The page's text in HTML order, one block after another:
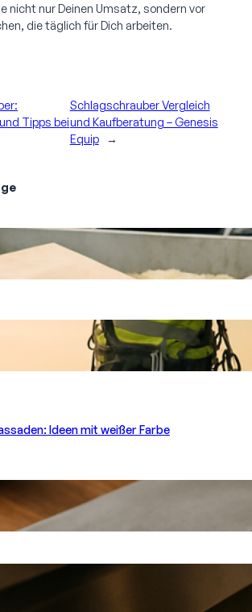
nicht nur Deinen Umsatz, sondern vor
die täglich für Dich arbeiten.
Tipps bei
Schlagschrauber Vergleich
und Kaufberatung – Genesis
Equip
→
Effektiver Containerdienst in Berlin:
Praktische Lösungen vor Ort
Professionelle Gebäudereinigung in
schwindelnden Höhen: Sauberkeit hoch
Ideen mit weißer Farbe
selbst gestalten: Moderne
Verstopfte Abflüsse in Berlin schnell